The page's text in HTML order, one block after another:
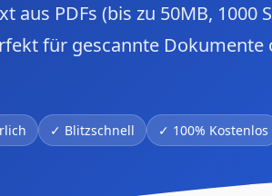
aus PDFs (bis zu 50MB, 1000
für gescannte Dokumente
✓ Blitzschnell ✓ 100% Kostenlos